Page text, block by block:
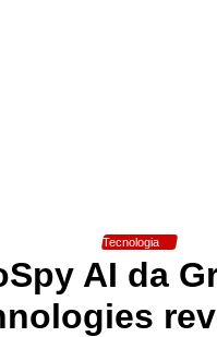
Tecnologia
AI da